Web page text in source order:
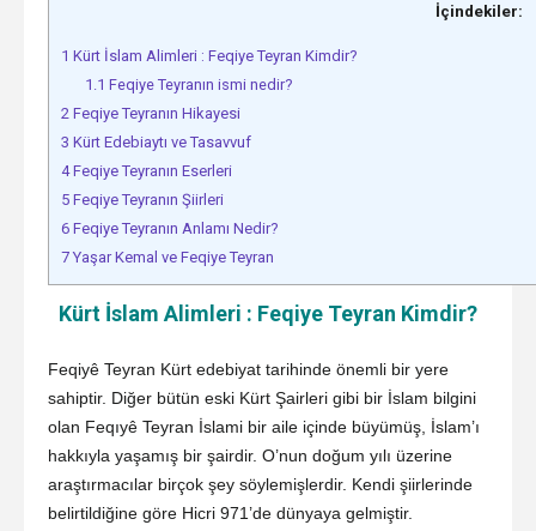
İçindekiler:
1 Kürt İslam Alimleri : Feqiye Teyran Kimdir?
1.1 Feqiye Teyranın ismi nedir?
2 Feqiye Teyranın Hikayesi
3 Kürt Edebiaytı ve Tasavvuf
4Feqiye Teyranın Eserleri
5 Feqiye Teyranın Şiirleri
6 Feqiye Teyranın Anlamı Nedir?
7 Yaşar Kemal ve Feqiye Teyran
Kürt İslam Alimleri : Feqiye Teyran Kimdir?
Feqiyê Teyran Kürt edebiyat tarihinde önemli bir yere
sahiptir. Diğer bütün eski Kürt Şairleri gibi bir İslam bilgini
olan Feqıyê Teyran İslami bir aile içinde büyümüş, İslam’ı
hakkıyla yaşamış bir şairdir. O’nun doğum yılı üzerine
araştırmacılar birçok şey söylemişlerdir. Kendi şiirlerinde
belirtildiğine göre Hicri 971’de dünyaya gelmiştir.